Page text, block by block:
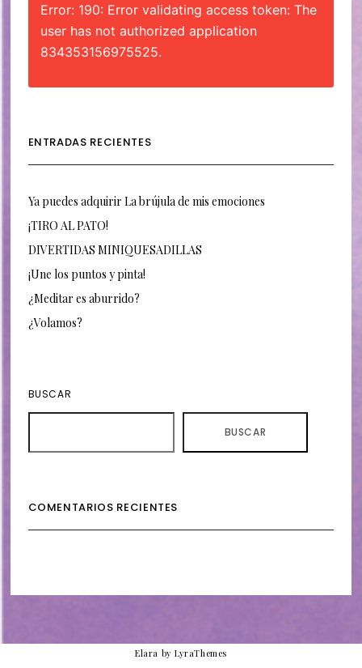
Error: 190: Error validating access token: The
user has not authorized application
834353156975525.
ENTRADAS RECIENTES
Ya puedes adquirir La brújula de mis emociones
¡TIRO AL PATO!
DIVERTIDAS MINIQUESADILLAS
¡Une los puntos y pinta!
¿Meditar es aburrido?
¿Volamos?
BUSCAR
BUSCAR
COMENTARIOS RECIENTES
Elara by LyraThemes